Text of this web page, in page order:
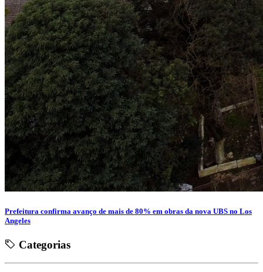
Prefeitura confirma avanço de mais de 80% em obras da nova UBS no Los
Angeles
Categorias